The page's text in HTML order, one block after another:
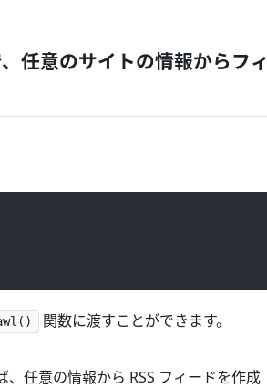
任意のサイトの情報からフィ
関数に渡すことができます。
任意の情報から RSS フィードを作成